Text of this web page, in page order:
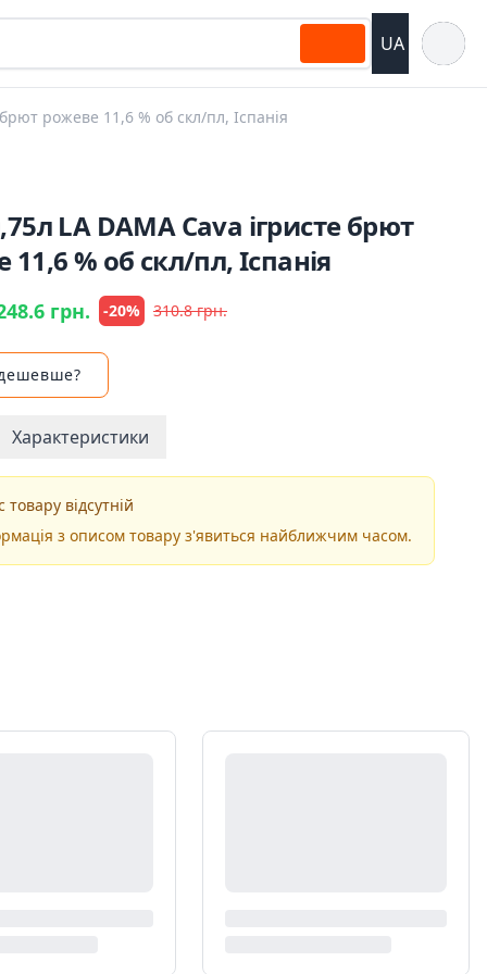
UA
рожеве 11,6 % об скл/пл, Іспанія
LA DAMA Cava ігристе брют
11,6 % об скл/пл, Іспанія
грн. -20% 310.8 грн.
Характеристики
товару відсутній
з описом товару з'явиться найближчим часом.